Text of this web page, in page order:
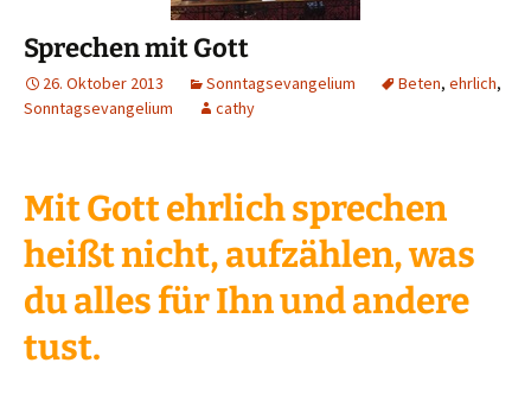
Sprechen mit Gott
26. Oktober 2013 Sonntagsevangelium Beten, ehrlich,
Sonntagsevangelium
cathy
Mit Gott ehrlich sprechen
heißt nicht, aufzählen, was
du alles für Ihn und andere
tust.